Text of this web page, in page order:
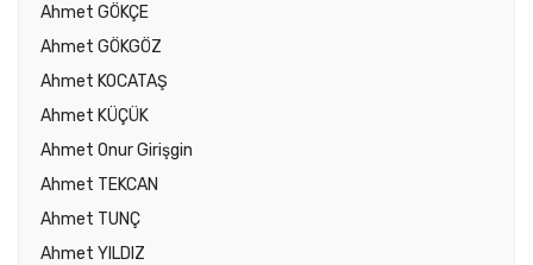
Ahmet GÖKÇE
Ahmet GÖKGÖZ
Ahmet KOCATAŞ
Ahmet KÜÇÜK
Ahmet Onur Girişgin
Ahmet TEKCAN
Ahmet TUNÇ
Ahmet YILDIZ